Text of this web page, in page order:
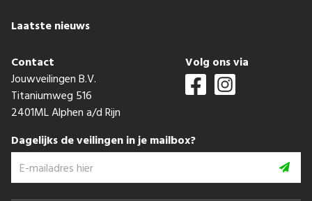
Laatste nieuws
Contact
Jouwveilingen B.V.
Titaniumweg 516
2401ML Alphen a/d Rijn
Volg ons via
Dagelijks de veilingen in je mailbox?